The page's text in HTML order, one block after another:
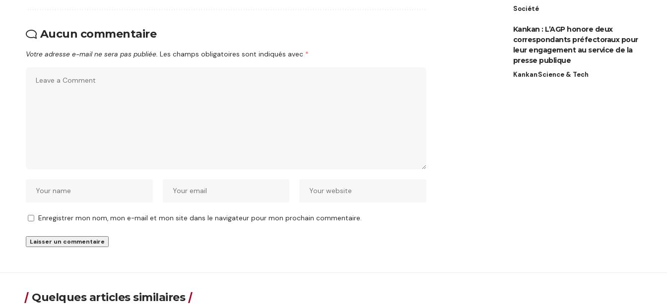
Aucun commentaire
Votre adresse e-mail ne sera pas publiée. Les champs obligatoires sont indiqués avec *
Enregistrer mon nom, mon e-mail et mon site dans le navigateur pour mon prochain commentaire.
Société
Kankan : L’AGP honore deux
correspondants préfectoraux pour
leur engagement au service de la
presse publique
KankanScience & Tech
Quelques articles similaires